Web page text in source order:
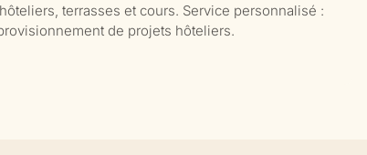
terrasses et cours. Service personnalisé :
de projets hôteliers.